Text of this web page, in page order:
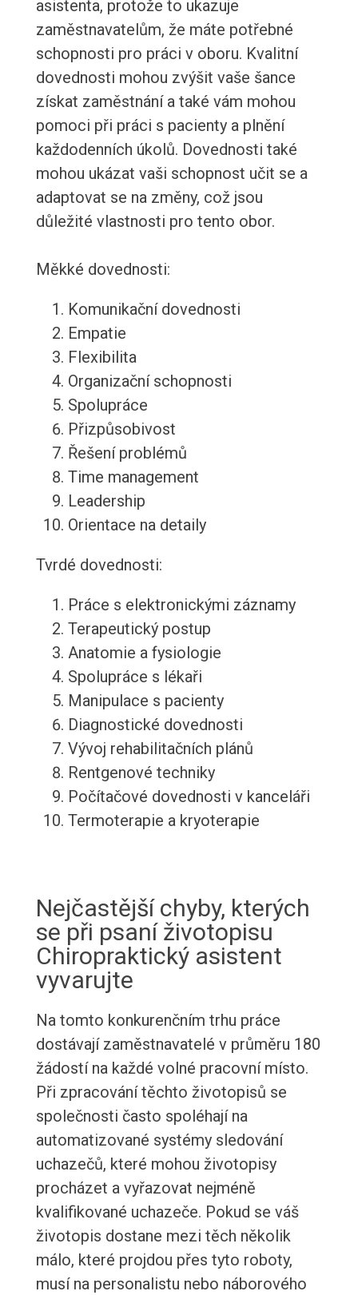
asistenta, protože to ukazuje
zaměstnavatelům, že máte potřebné
schopnosti pro práci v oboru. Kvalitní
dovednosti mohou zvýšit vaše šance
získat zaměstnání a také vám mohou
pomoci při práci s pacienty a plnění
každodenních úkolů. Dovednosti také
mohou ukázat vaši schopnost učit se a
adaptovat se na změny, což jsou
důležité vlastnosti pro tento obor.
Měkké dovednosti:
Komunikační dovednosti
Empatie
Flexibilita
Organizační schopnosti
Spolupráce
Přizpůsobivost
Řešení problémů
Time management
Leadership
Orientace na detaily
Tvrdé dovednosti:
Práce s elektronickými záznamy
Terapeutický postup
Anatomie a fysiologie
Spolupráce s lékaři
Manipulace s pacienty
Diagnostické dovednosti
Vývoj rehabilitačních plánů
Rentgenové techniky
Počítačové dovednosti v kanceláři
Termoterapie a kryoterapie
Nejčastější chyby, kterých
se při psaní životopisu
Chiropraktický asistent
vyvarujte
Na tomto konkurenčním trhu práce
dostávají zaměstnavatelé v průměru 180
žádostí na každé volné pracovní místo.
Při zpracování těchto životopisů se
společnosti často spoléhají na
automatizované systémy sledování
uchazečů, které mohou životopisy
procházet a vyřazovat nejméně
kvalifikované uchazeče. Pokud se váš
životopis dostane mezi těch několik
málo, které projdou přes tyto roboty,
musí na personalistu nebo náborového